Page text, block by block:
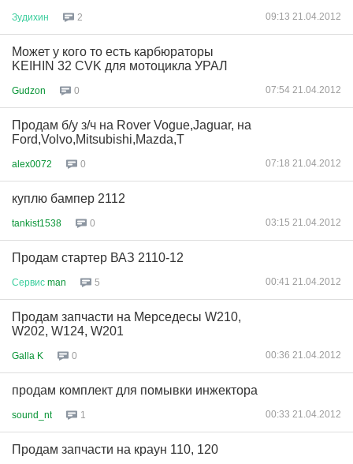
Зудихин 2 09:13 21.04.2012
Может у кого то есть карбюраторы
KEIHIN 32 CVK для мотоцикла УРАЛ
Gudzon 0 07:54 21.04.2012
Продам б/у з/ч на Rover Vogue,Jaguar, на
Ford,Volvo,Mitsubishi,Mazda,T
alex0072 0 07:18 21.04.2012
куплю бампер 2112
tankist1538 0 03:15 21.04.2012
Продам стартер ВАЗ 2110-12
Сервис man 5 00:41 21.04.2012
Продам запчасти на Мерседесы W210,
W202, W124, W201
Galla K 0 00:36 21.04.2012
продам комплект для помывки инжектора
sound_nt 1 00:33 21.04.2012
Продам запчасти на краун 110, 120